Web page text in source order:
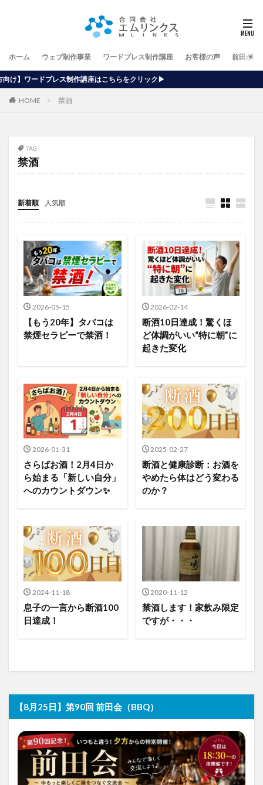
ホーム ウェブ制作事業 ワードプレス制作講座 お客様の声 前田が行
座はこちらをクリック▶
HOME 禁酒
TAG
禁酒
新着順 人気順
2026-05-15
【もう20年】タバコは
禁煙セラピーで禁酒！
2026-02-14
断酒10日達成！驚くほ
ど体調がいい“特に朝”に
起きた変化
2026-01-31
さらばお酒！2月4日か
ら始まる「新しい自分」
へのカウントダウン✨️
2025-02-27
断酒と健康診断：お酒を
やめたら体はどう変わる
のか？
2024-11-18
息子の一言から断酒100
日達成！
2020-11-12
禁酒します！家飲み限定
ですが・・・
【8月25日】第90回 前田会（BBQ）